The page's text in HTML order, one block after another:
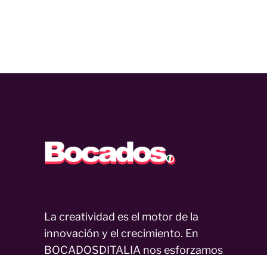
La creatividad es el motor de la
innovación y el crecimiento. En
BOCADOSDITALIA nos esforzamos